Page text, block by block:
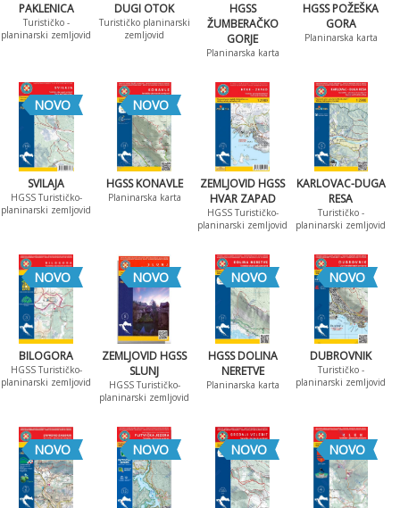
PAKLENICA
Turističko -
planinarski zemljovid
DUGI OTOK
Turističko planinarski
zemljovid
HGSS
ŽUMBERAČKO
GORJE
Planinarska karta
HGSS POŽEŠKA
GORA
Planinarska karta
NOVO
SVILAJA
HGSS Turističko-
planinarski zemljovid
NOVO
HGSS KONAVLE
Planinarska karta
ZEMLJOVID HGSS
HVAR ZAPAD
HGSS Turističko-
planinarski zemljovid
KARLOVAC-DUGA
RESA
Turističko -
planinarski zemljovid
NOVO
BILOGORA
HGSS Turističko-
planinarski zemljovid
NOVO
ZEMLJOVID HGSS
SLUNJ
HGSS Turističko-
planinarski zemljovid
NOVO
HGSS DOLINA
NERETVE
Planinarska karta
NOVO
DUBROVNIK
Turističko -
planinarski zemljovid
NOVO NOVO NOVO NOVO